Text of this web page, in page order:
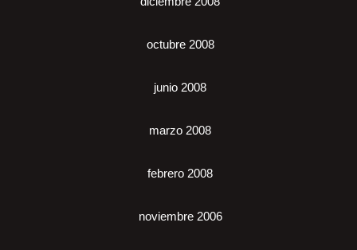
octubre 2008
junio 2008
marzo 2008
febrero 2008
noviembre 2006